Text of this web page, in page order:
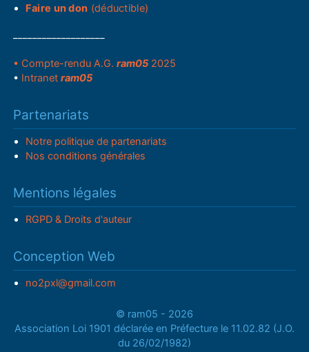
Faire un don (déductible)
• Compte-rendu A.G.ram05 2025
• Intranetram05
Partenariats
Notre politique de partenariats
Nos conditions générales
Mentions légales
RGPD & Droits d'auteur
Conception Web
no2pxl@gmail.com
© ram05 - 2026
Association Loi 1901 déclarée en Préfecture le 11.02.82 (J.O.
du 26/02/1982)